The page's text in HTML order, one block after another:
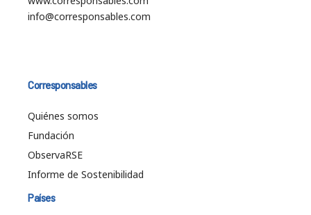
info@corresponsables.com
Corresponsables
Quiénes somos
Fundación
ObservaRSE
Informe de Sostenibilidad
Países